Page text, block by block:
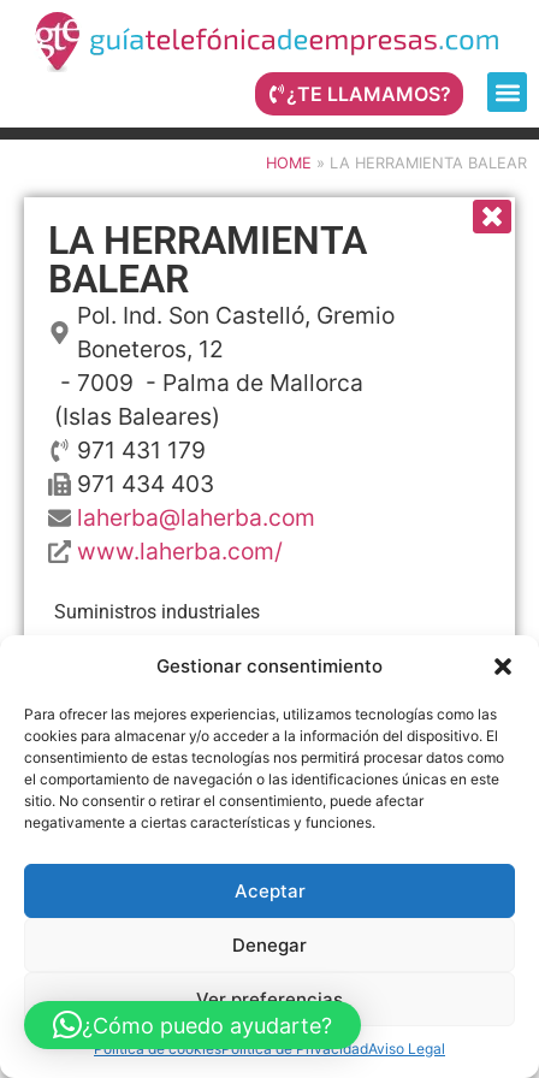
Gestionar consentimiento
Para ofrecer las mejores experiencias, utilizamos tecnologías como las
cookies para almacenar y/o acceder a la información del dispositivo. El
consentimiento de estas tecnologías nos permitirá procesar datos como
el comportamiento de navegación o las identificaciones únicas en este
sitio. No consentir o retirar el consentimiento, puede afectar
negativamente a ciertas características y funciones.
Aceptar
Denegar
Ver preferencias
Política de cookiesPolítica de PrivacidadAviso Legal
¿TE LLAMAMOS?
HOME » LA HERRAMIENTA BALEAR
LA HERRAMIENTA
BALEAR
Pol. Ind. Son Castelló, Gremio
Boneteros, 12
- 7009 - Palma de Mallorca
(Islas Baleares)
971 431 179
971 434 403
laherba@laherba.com
www.laherba.com/
Suministros industriales
Aviso Legal Política de Privacidad Política de Cookies
Accesibilidad
Mapa web
FINANCIADO POR LA UNIÓN EUROPEA CON EL PROGRAMA KIT
DIGITAL POR LOS FONDOS NEXT GENERATION (EU) DEL
MECANISMO DE RECUPERACIÓN Y RESILENCIA
¿Cómo puedo ayudarte?